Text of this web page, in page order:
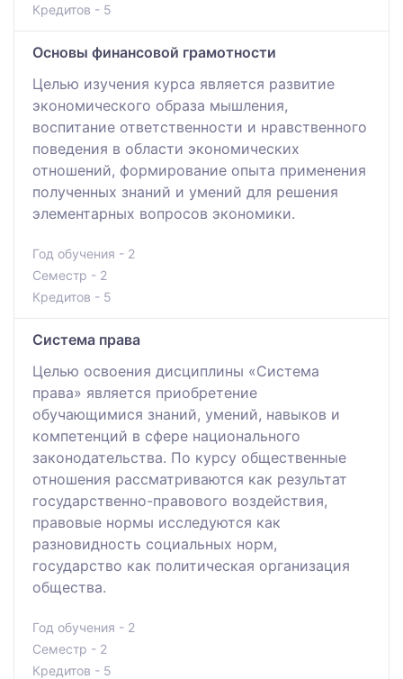
Кредитов - 5
Основы финансовой грамотности
Целью изучения курса является развитие
экономического образа мышления,
воспитание ответственности и нравственного
поведения в области экономических
отношений, формирование опыта применения
полученных знаний и умений для решения
элементарных вопросов экономики.
Год обучения - 2
Семестр - 2
Кредитов - 5
Система права
Целью освоения дисциплины «Система
права» является приобретение
обучающимися знаний, умений, навыков и
компетенций в сфере национального
законодательства. По курсу общественные
отношения рассматриваются как результат
государственно-правового воздействия,
правовые нормы исследуются как
разновидность социальных норм,
государство как политическая организация
общества.
Год обучения - 2
Семестр - 2
Кредитов - 5